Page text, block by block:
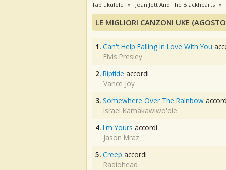
Tab ukulele Joan Jett And The Blackhearts
LE MIGLIORI CANZONI UKE
1. Can't Help Falling In Love With You
Elvis Presley
2. Riptide accordi
Vance Joy
3. Somewhere Over The Rainbow
Israel Kamakawiwo'ole
4. I'm Yours accordi
Jason Mraz
5. Creep accordi
Radiohead